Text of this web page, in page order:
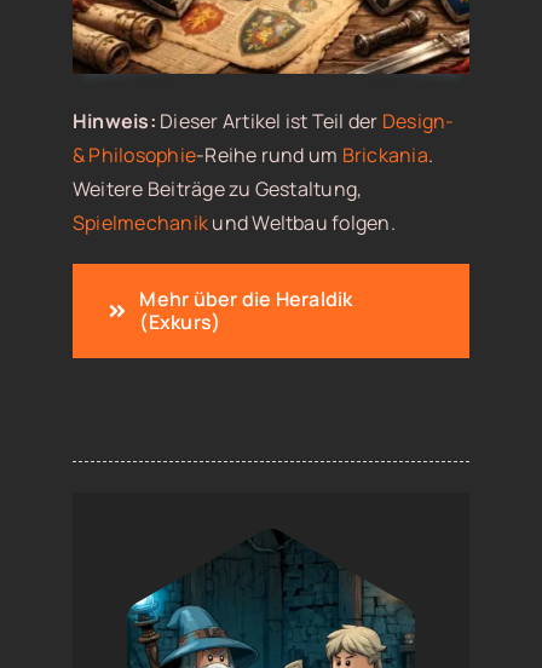
Hinweis: Dieser Artikel ist Teil der Design-
& Philosophie-Reihe rund um Brickania.
Weitere Beiträge zu Gestaltung,
Spielmechanikund Weltbau folgen.
Mehr über die Heraldik
(Exkurs)